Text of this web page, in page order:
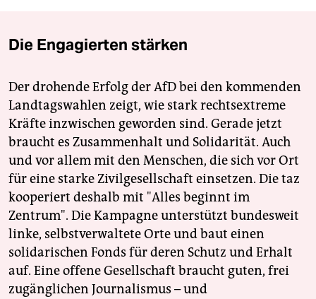
Die Engagierten stärken
Der drohende Erfolg der AfD bei den kommenden
Landtagswahlen zeigt, wie stark rechtsextreme
Kräfte inzwischen geworden sind. Gerade jetzt
braucht es Zusammenhalt und Solidarität. Auch
und vor allem mit den Menschen, die sich vor Ort
für eine starke Zivilgesellschaft einsetzen. Die taz
kooperiert deshalb mit "Alles beginnt im
Zentrum". Die Kampagne unterstützt bundesweit
linke, selbstverwaltete Orte und baut einen
solidarischen Fonds für deren Schutz und Erhalt
auf. Eine offene Gesellschaft braucht guten, frei
zugänglichen Journalismus – und